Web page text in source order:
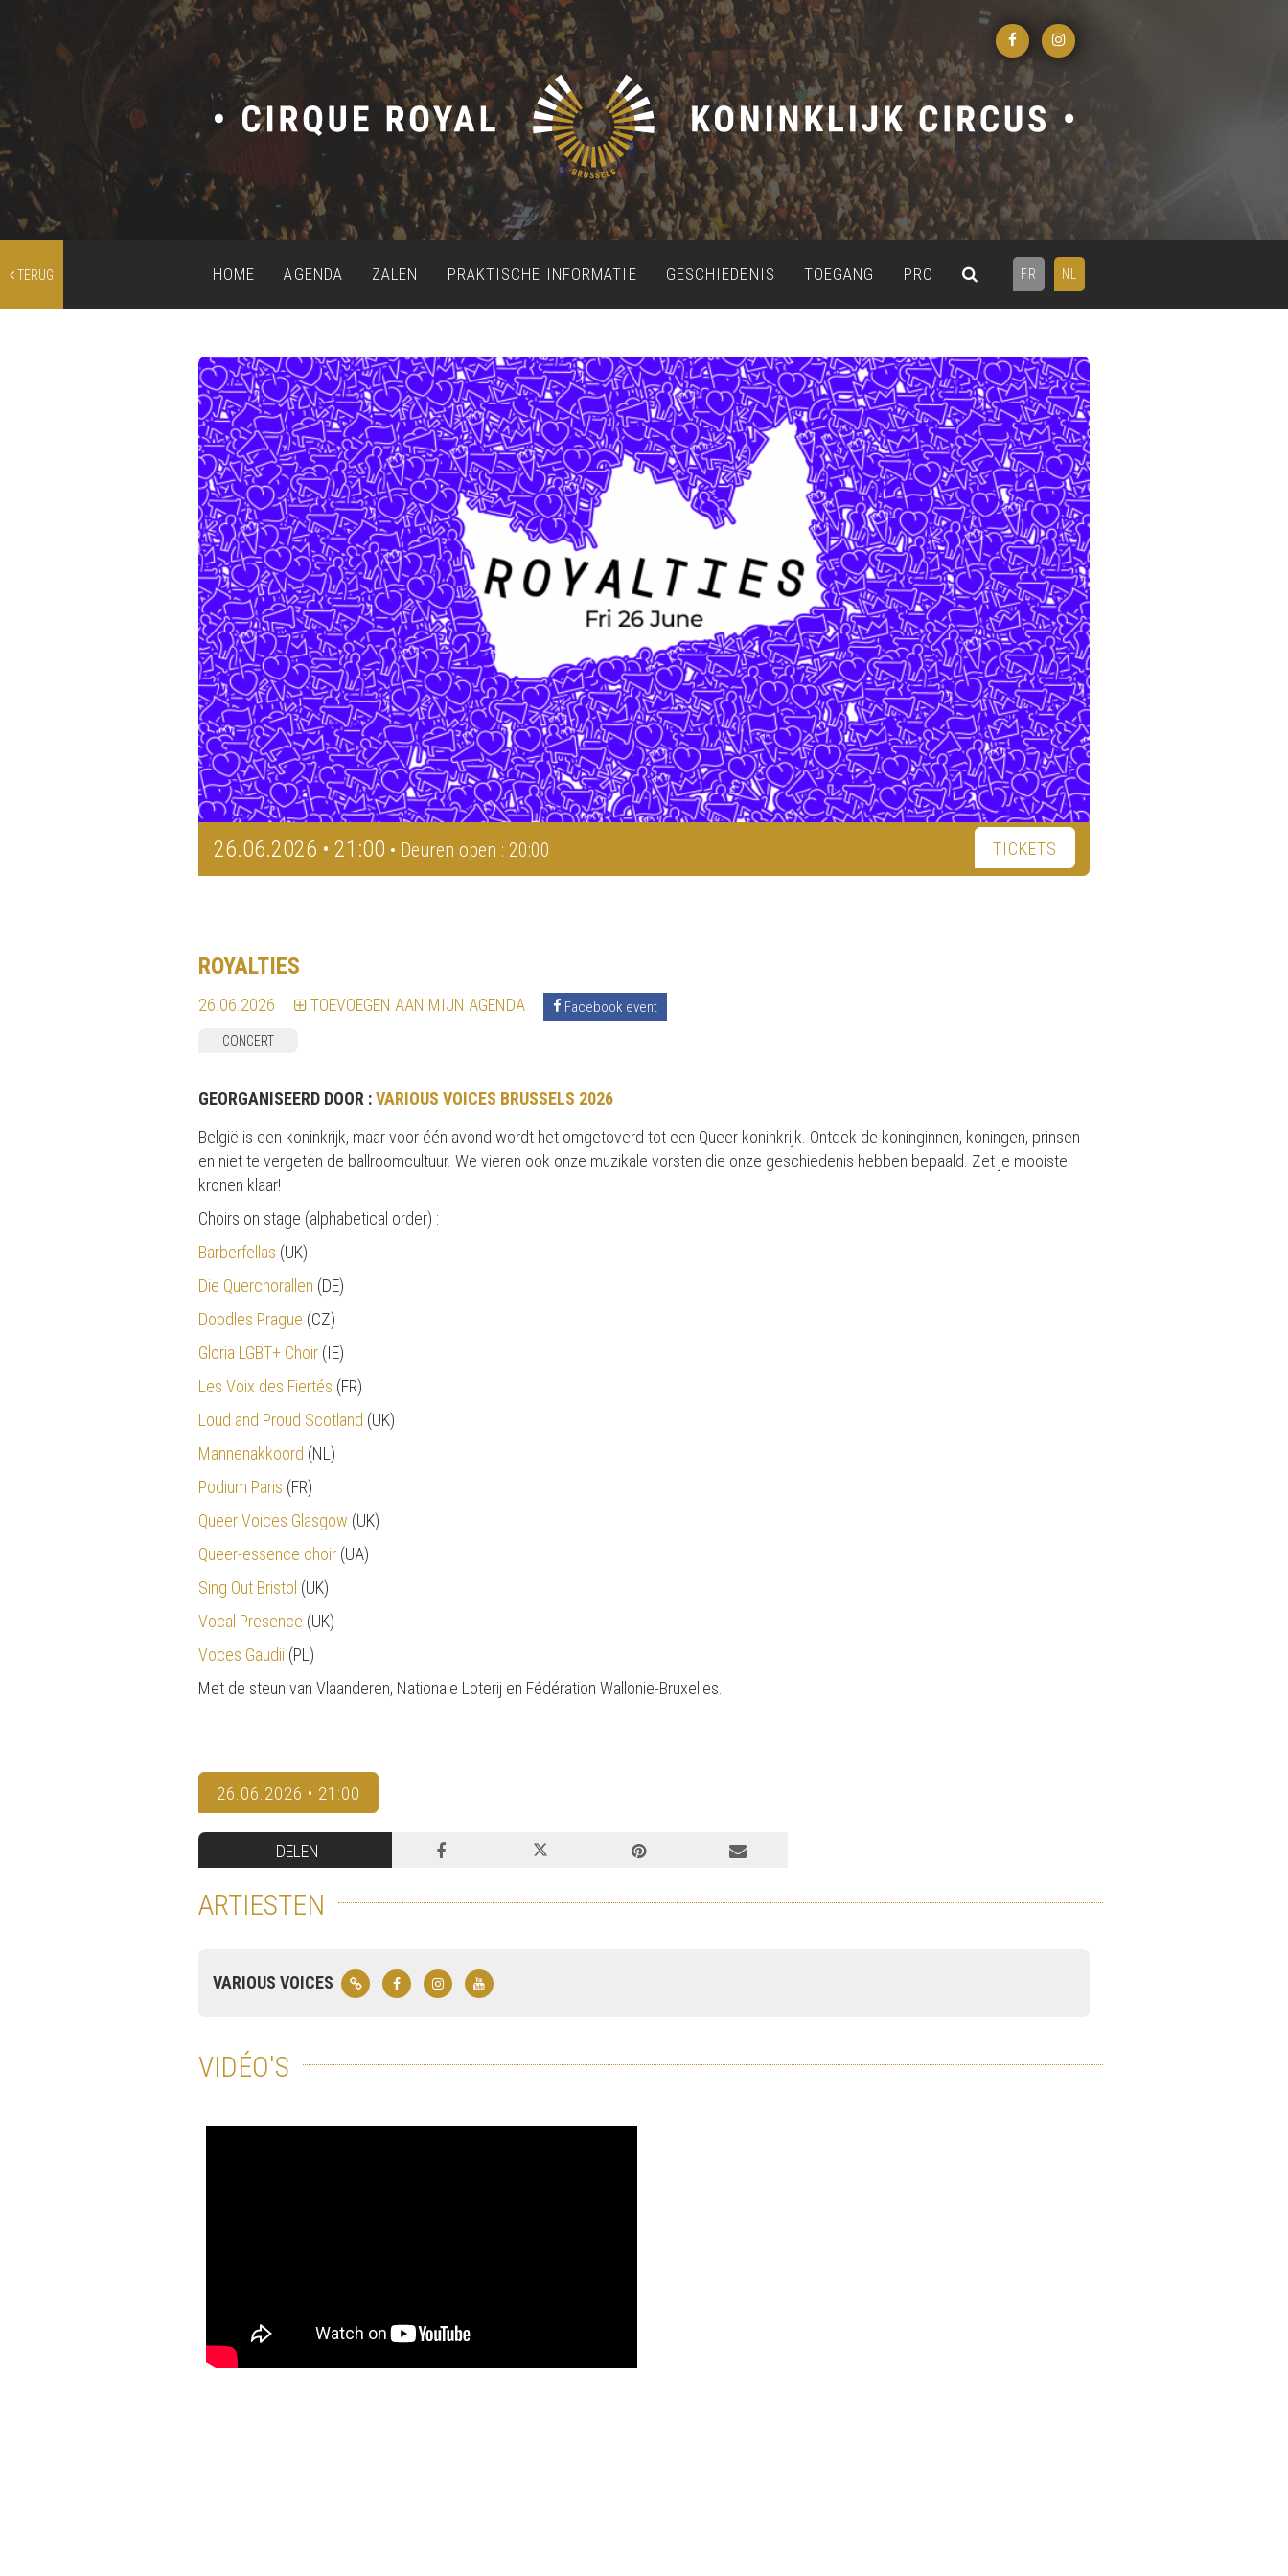
TERUG FR NL
HOME AGENDA ZALEN PRAKTISCHE INFORMATIE GESCHIEDENIS TOEGANG PRO
26.06.2026 • 21:00 • Deuren open : 20:00 TICKETS
ROYALTIES
26.06.2026 TOEVOEGEN AAN MIJN AGENDA Facebook event
CONCERT
GEORGANISEERD DOOR :VARIOUS VOICES BRUSSELS 2026
België is een koninkrijk, maar voor één avond wordt het omgetoverd tot een Queer koninkrijk. Ontdek de koninginnen, koningen, prinsen
en niet te vergeten de ballroomcultuur. We vieren ook onze muzikale vorsten die onze geschiedenis hebben bepaald. Zet je mooiste
kronen klaar!
Choirs on stage (alphabetical order) :
Barberfellas (UK)
Die Querchorallen (DE)
Doodles Prague (CZ)
Gloria LGBT+ Choir (IE)
Les Voix des Fiertés (FR)
Loud and Proud Scotland (UK)
Mannenakkoord (NL)
Podium Paris (FR)
Queer Voices Glasgow (UK)
Queer-essence choir (UA)
Sing Out Bristol (UK)
Vocal Presence (UK)
Voces Gaudii (PL)
Met de steun van Vlaanderen, Nationale Loterij en Fédération Wallonie-Bruxelles.
26.06.2026 • 21:00
DELEN
ARTIESTEN
VARIOUS VOICES
VIDÉO'S